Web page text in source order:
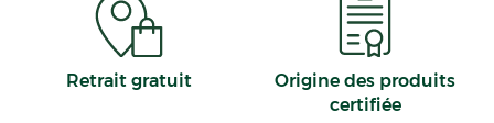
Retrait gratuit
Origine des produits
certifiée